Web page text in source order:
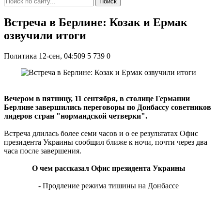
Встреча в Берлине: Козак и Ермак
озвучили итоги
Политика 12-сен, 04:509 5 739 0
Вечером в пятницу, 11 сентября, в столице Германии
Берлине завершились переговоры по Донбассу советников
лидеров стран "нормандской четверки".
Встреча длилась более семи часов и о ее результатах Офис
президента Украины сообщил ближе к ночи, почти через два
часа после завершения.
О чем рассказал Офис президента Украины
- Продление режима тишины на Донбассе